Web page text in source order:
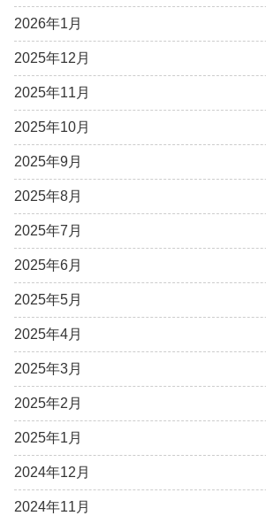
2026年1月
2025年12月
2025年11月
2025年10月
2025年9月
2025年8月
2025年7月
2025年6月
2025年5月
2025年4月
2025年3月
2025年2月
2025年1月
2024年12月
2024年11月